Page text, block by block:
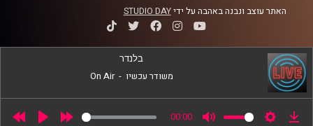
האתר עוצב ונבנה באהבה על ידיSTUDIO DAY
00:00
בלנדר
משודר עכשיו -
On Air